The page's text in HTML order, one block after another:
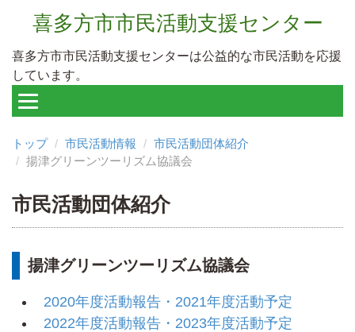
喜多方市市民活動支援センター
喜多方市市民活動支援センターは公益的な市民活動を応援
しています。
トップ 市民活動情報
市民活動団体紹介
揚津グリーンツーリズム協議会
市民活動団体紹介
揚津グリーンツーリズム協議会
2020年度活動報告・2021年度活動予定
2022年度活動報告・2023年度活動予定